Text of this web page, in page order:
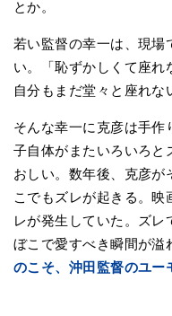
とか。
若い監督の幸一は、現場
い。「恥ずかしくて座れ
自分もまだ堂々と座れな
そんな幸一に克彦は手
子自体がまたいろいろと
おしい。数年後、克彦が
こでもズレが起きる。
レが発生していた。ズレ
ぼこで愛すべき瞬間が溢
のこそ、沖田監督のユー